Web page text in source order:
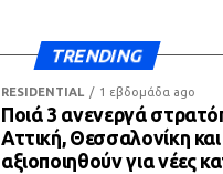
TRENDING
RESIDENTIAL 1 εβδομάδα ago
Ποιά 3 ανενεργά
Αττική, Θεσσαλονίκη
αξιοποιηθούν για νέες